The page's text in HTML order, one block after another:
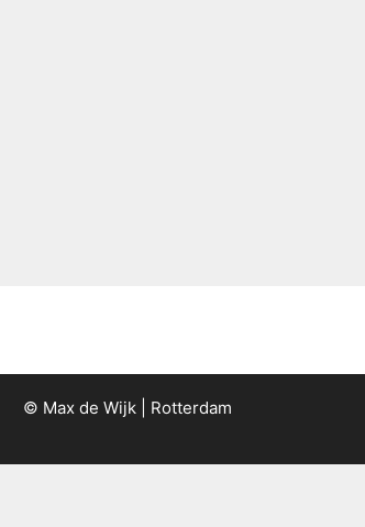
© Max de Wijk | Rotterdam